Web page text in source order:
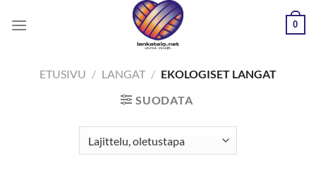
0
ETUSIVU / LANGAT / EKOLOGISET LANGAT
SUODATA